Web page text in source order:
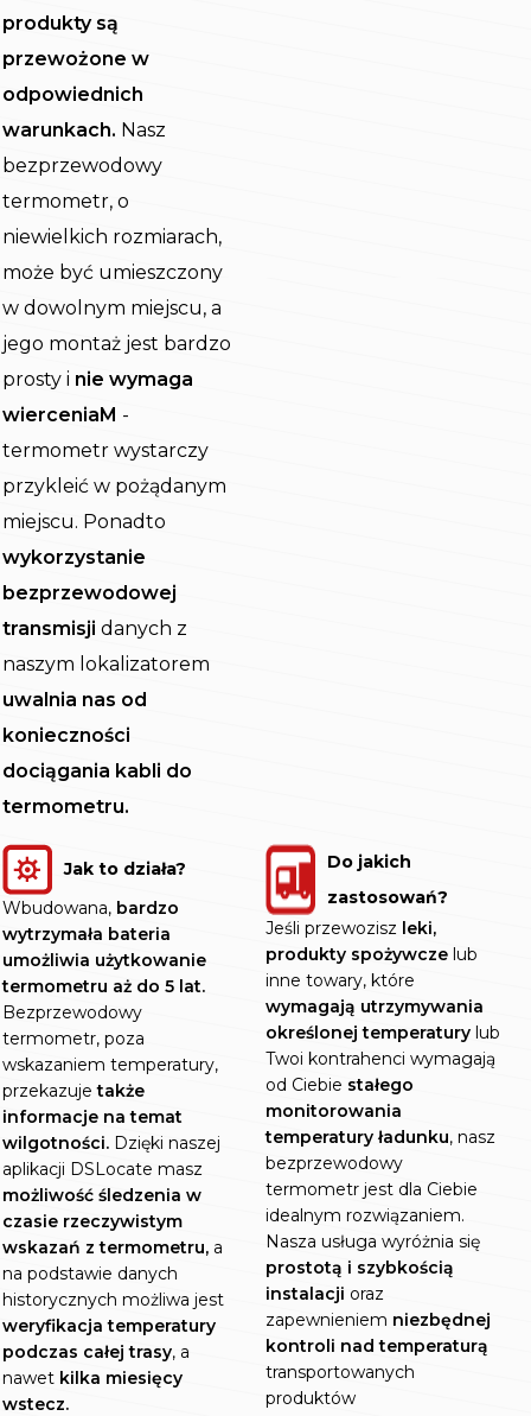
produkty są
przewożone w
odpowiednich
warunkach. Nasz
bezprzewodowy
termometr, o
niewielkich rozmiarach,
może być umieszczony
w dowolnym miejscu, a
jego montaż jest bardzo
prosty i nie wymaga
wierceniaM -
termometr wystarczy
przykleić w pożądanym
miejscu. Ponadto
wykorzystanie
bezprzewodowej
transmisji danych z
naszym lokalizatorem
uwalnia nas od
konieczności
dociągania kabli do
termometru.
Jak to działa?
Wbudowana, bardzo
wytrzymała bateria
umożliwia użytkowanie
termometru aż do 5 lat.
Bezprzewodowy
termometr, poza
wskazaniem temperatury,
przekazujetakże
informacje na temat
wilgotności. Dzięki naszej
aplikacji DSLocate masz
możliwość śledzenia w
czasie rzeczywistym
wskazań z termometru, a
na podstawie danych
historycznych możliwa jest
weryfikacja temperatury
podczas całej trasy, a
nawet kilka miesięcy
wstecz.
Do jakich
zastosowań?
Jeśli przewozisz leki,
produkty spożywcze lub
inne towary, które
wymagają utrzymywania
określonej temperatury lub
Twoi kontrahenci wymagają
od Ciebie stałego
monitorowania
temperatury ładunku, nasz
bezprzewodowy
termometr jest dla Ciebie
idealnym rozwiązaniem.
Nasza usługa wyróżnia się
prostotą i szybkością
instalacji oraz
zapewnieniem niezbędnej
kontroli nad temperaturą
transportowanych
produktów